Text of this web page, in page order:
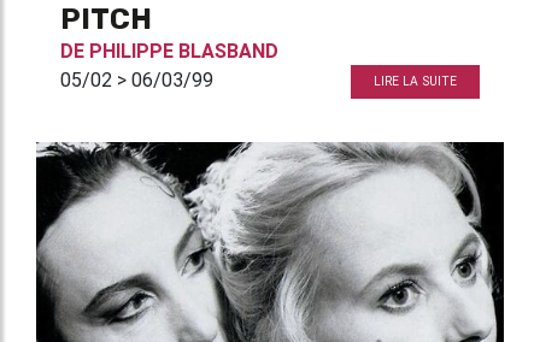
PITCH
DE PHILIPPE BLASBAND
05/02 > 06/03/99
LIRE LA SUITE